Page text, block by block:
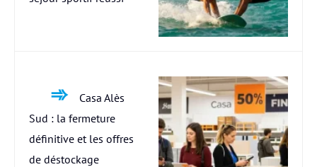
Casa Alès
Sud : la fermeture
définitive et les offres
de déstockage